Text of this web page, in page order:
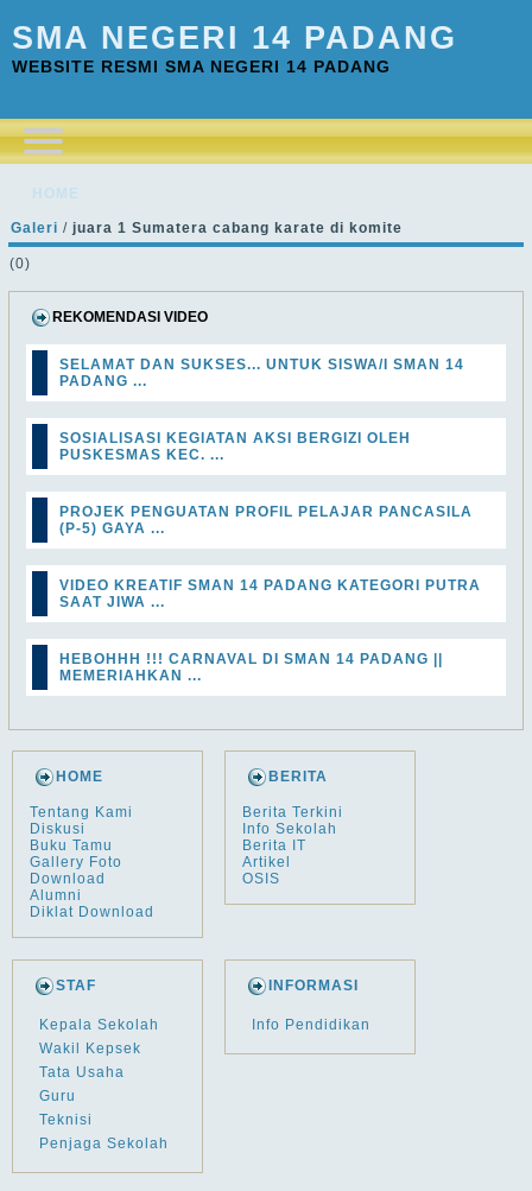
SMA NEGERI 14 PADANG
WEBSITE RESMI SMA NEGERI 14 PADANG
HOME
Galeri / juara 1 Sumatera cabang karate di komite
(0)
REKOMENDASI VIDEO
SELAMAT DAN SUKSES... UNTUK SISWA/I SMAN 14
PADANG ...
SOSIALISASI KEGIATAN AKSI BERGIZI OLEH
PUSKESMAS KEC. ...
PROJEK PENGUATAN PROFIL PELAJAR PANCASILA
(P-5) GAYA ...
VIDEO KREATIF SMAN 14 PADANG KATEGORI PUTRA
SAAT JIWA ...
HEBOHHH !!! CARNAVAL DI SMAN 14 PADANG ||
MEMERIAHKAN ...
HOME
Tentang Kami
Diskusi
Buku Tamu
Gallery Foto
Download
Alumni
Diklat Download
BERITA
Berita Terkini
Info Sekolah
Berita IT
Artikel
OSIS
STAF
Kepala Sekolah
Wakil Kepsek
Tata Usaha
Guru
Teknisi
Penjaga Sekolah
INFORMASI
Info Pendidikan